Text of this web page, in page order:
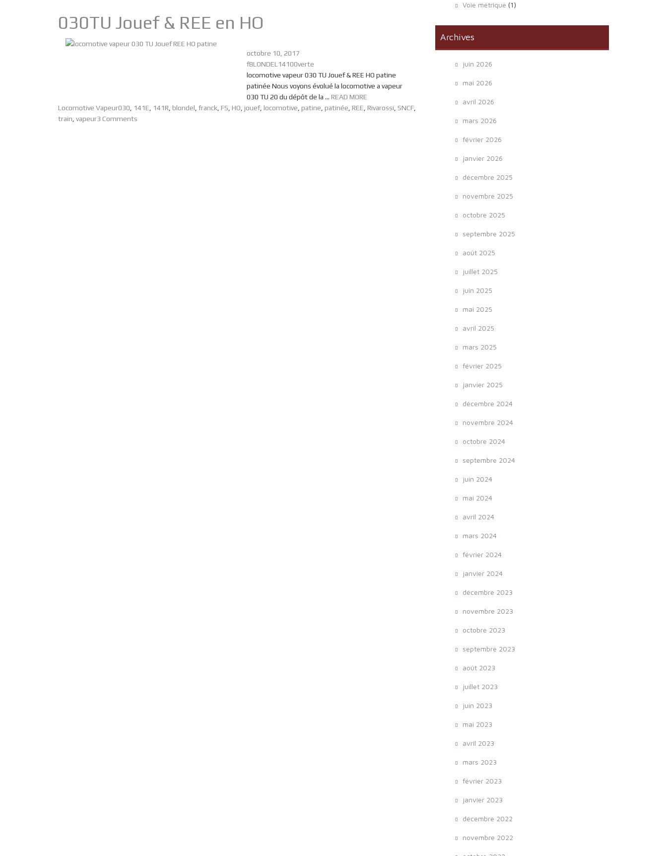
030TU Jouef & REE en HO
octobre 10, 2017
fBLONDEL14100verte
locomotive vapeur 030 TU Jouef & REE HO patine
patinée Nous voyons évolué la locomotive a vapeur
030 TU 20 du dépôt de la ... READ MORE
Locomotive Vapeur030, 141E, 141R, blondel, franck, FS, HO, jouef, locomotive, patine, patinée, REE, Rivarossi, SNCF,
train, vapeur3 Comments
Voie métrique (1)
Archives
juin 2026
mai 2026
avril 2026
mars 2026
février 2026
janvier 2026
décembre 2025
novembre 2025
octobre 2025
septembre 2025
août 2025
juillet 2025
juin 2025
mai 2025
avril 2025
mars 2025
février 2025
janvier 2025
décembre 2024
novembre 2024
octobre 2024
septembre 2024
juin 2024
mai 2024
avril 2024
mars 2024
février 2024
janvier 2024
décembre 2023
novembre 2023
octobre 2023
septembre 2023
août 2023
juillet 2023
juin 2023
mai 2023
avril 2023
mars 2023
février 2023
janvier 2023
décembre 2022
novembre 2022